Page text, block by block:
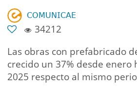
𝖢𝖮𝖬𝖴𝖭𝖨𝖢𝖠𝖤
34212
Las obras con prefabricado
crecido un 37% desde enero
2025 respecto al mismo